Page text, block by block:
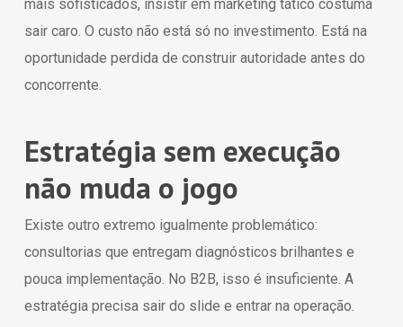
mais sofisticados, insistir em marketing tático costuma
sair caro. O custo não está só no investimento. Está na
oportunidade perdida de construir autoridade antes do
concorrente.
Estratégia sem execução
não muda o jogo
Existe outro extremo igualmente problemático:
consultorias que entregam diagnósticos brilhantes e
pouca implementação. No B2B, isso é insuficiente. A
estratégia precisa sair do slide e entrar na operação.